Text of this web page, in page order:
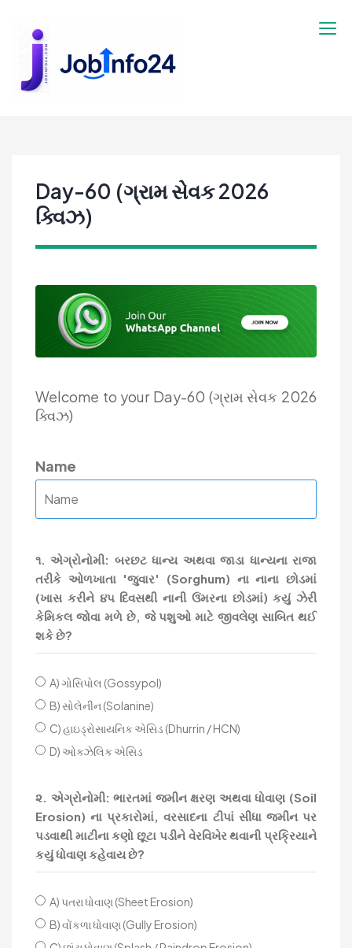
content
Day-60 (ગ્રામ સેવક 2026
ક્વિઝ)
Welcome to your Day-60 (ગ્રામ સેવક 2026
ક્વિઝ)
Name
૧. એગ્રોનોમી: બરછટ ધાન્ય અથવા જાડા ધાન્યના રાજા
તરીકે ઓળખાતા 'જુવાર' (Sorghum) ના નાના છોડમાં
(ખાસ કરીને ૪૫ દિવસથી નાની ઉંમરના છોડમાં) કયું ઝેરી
કેમિકલ જોવા મળે છે, જે પશુઓ માટે જીવલેણ સાબિત થઈ
શકે છે?
A) ગોસિપોલ (Gossypol)
B) સોલેનીન (Solanine)
C) હાઇડ્રોસાયનિક એસિડ (Dhurrin / HCN)
D) ઓક્ઝેલિક એસિડ
૨. એગ્રોનોમી: ભારતમાં જમીન ક્ષરણ અથવા ધોવાણ (Soil
Erosion) ના પ્રકારોમાં, વરસાદના ટીપાં સીધા જમીન પર
પડવાથી માટીના કણો છૂટા પડીને વેરવિખેર થવાની પ્રક્રિયાને
કયું ધોવાણ કહેવાય છે?
A) પતરા ધોવાણ (Sheet Erosion)
B) વોંકળા ધોવાણ (Gully Erosion)